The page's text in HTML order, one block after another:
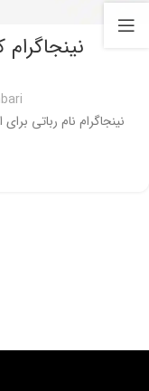
نینجاگرام نام رباتی